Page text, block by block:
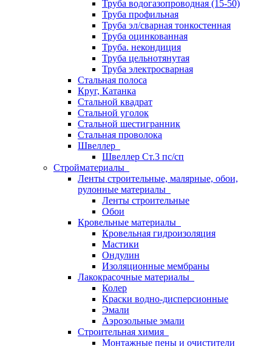
Труба водогазопроводная (15-50)
Труба профильная
Труба эл/сварная тонкостенная
Труба оцинкованная
Труба. некондиция
Труба цельнотянутая
Труба электросварная
Стальная полоса
Круг, Катанка
Стальной квадрат
Стальной уголок
Стальной шестигранник
Стальная проволока
Швеллер
Швеллер Ст.3 пс/сп
Стройматериалы
Ленты строительные, малярные, обои,
рулонные материалы
Ленты строительные
Обои
Кровельные материалы
Кровельная гидроизоляция
Мастики
Ондулин
Изоляционные мембраны
Лакокрасочные материалы
Колер
Краски водно-дисперсионные
Эмали
Аэрозольные эмали
Строительная химия
Монтажные пены и очистители